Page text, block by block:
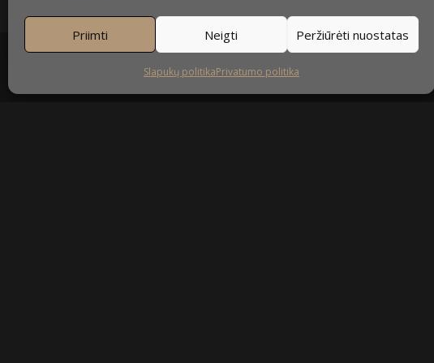
Priimti Neigti Peržiūrėti nuostatas
Slapukų politikaPrivatumo politika